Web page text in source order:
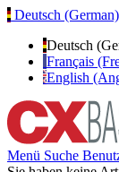
Deutsch (German)
Deutsch
Français
English
Menü Suche